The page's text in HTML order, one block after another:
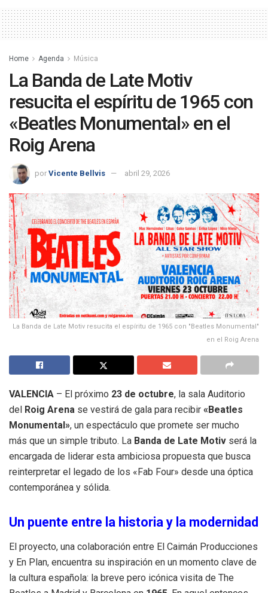
Home Agenda Música
La Banda de Late Motiv
resucita el espíritu de 1965 con
«Beatles Monumental» en el
Roig Arena
por Vicente Bellvis abril 29, 2026
La Banda de Late Motiv resucita el espíritu de 1965 con "Beatles Monumental"
en el Roig Arena
VALENCIA – El próximo 23 de octubre, la sala Auditorio
del Roig Arena se vestirá de gala para recibir «Beatles
Monumental», un espectáculo que promete ser mucho
más que un simple tributo. La Banda de Late Motiv será la
encargada de liderar esta ambiciosa propuesta que busca
reinterpretar el legado de los «Fab Four» desde una óptica
contemporánea y sólida.
Un puente entre la historia y la modernidad
El proyecto, una colaboración entre El Caimán Producciones
y En Plan, encuentra su inspiración en un momento clave de
la cultura española: la breve pero icónica visita de The